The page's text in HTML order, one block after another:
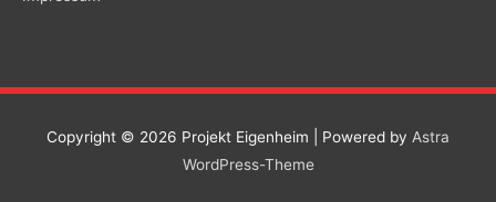
Copyright © 2026 Projekt Eigenheim | Powered by Astra
WordPress-Theme